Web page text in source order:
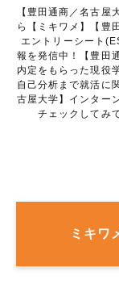
【豊田通商／名古屋
ら【ミキワメ】【豊
エントリーシート
報を発信中！【豊田
内定をもらった現役
自己分析まで就活に
古屋大学】インター
チェックしてみ
ミキワ